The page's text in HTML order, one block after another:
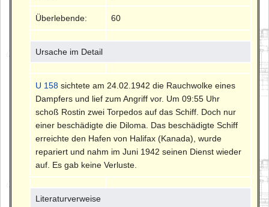
Überlebende: 60
Ursache im Detail
U 158 sichtete am 24.02.1942 die Rauchwolke eines
Dampfers und lief zum Angriff vor. Um 09:55 Uhr
schoß Rostin zwei Torpedos auf das Schiff. Doch nur
einer beschädigte die Diloma. Das beschädigte Schiff
erreichte den Hafen von Halifax (Kanada), wurde
repariert und nahm im Juni 1942 seinen Dienst wieder
auf. Es gab keine Verluste.
Literaturverweise